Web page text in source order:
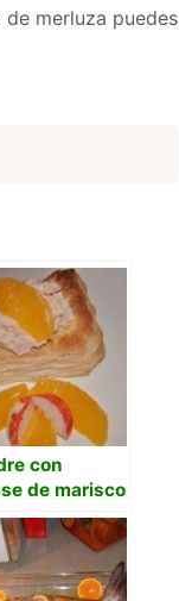
merluza puedes
con
de marisco